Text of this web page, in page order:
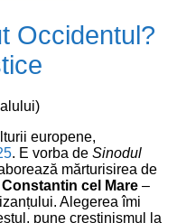
Occidentul?
europene,
. E vorba de Sinodul
mărturisirea de
Constantin cel Mare –
Alegerea îmi
pune creștinismul la